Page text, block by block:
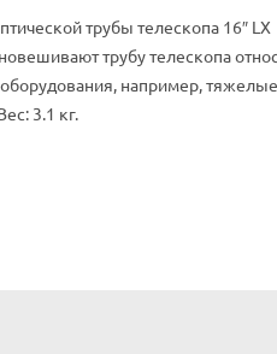
трубы телескопа 16″ LX
трубу телескопа
оборудования, например,
3.1 кг.